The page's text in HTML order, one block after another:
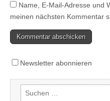
Name, E-Mail-Adresse und
meinen nächsten Kommentar
Newsletter abonnieren
Suchen